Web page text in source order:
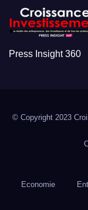
Press Insight 360
© Copyright 2023
Economie